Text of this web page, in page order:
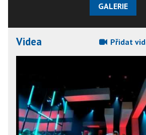
GALERIE
Videa Přidat